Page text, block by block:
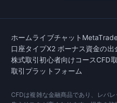
ホームライブチャット
口座タイプX2 ボーナス資金の出
株式取引初心者向けコースCFD取
取引プラットフォーム
CFDは複雑な金融商品であり、レバ